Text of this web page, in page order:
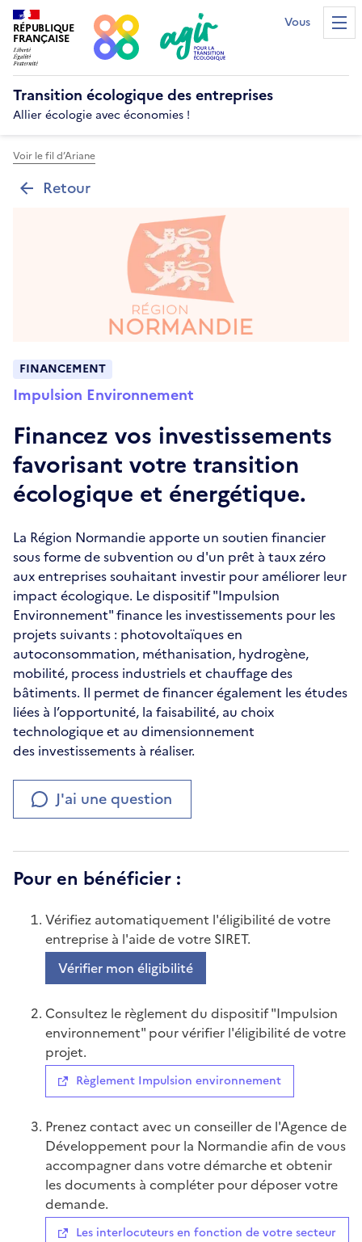
RÉPUBLIQUE
FRANÇAISE
Vous êtes...?
Transition écologiquedes entreprises
Allier écologie avec économies !
Voir le fil d’Ariane
Retour
FINANCEMENT
Impulsion Environnement
Financez vos investissements
favorisant votre transition
écologique et énergétique.
La Région Normandie apporte un soutien financier
sous forme de subvention ou d'un prêt à taux zéro
aux entreprises souhaitant investir pour améliorer leur
impact écologique. Le dispositif "Impulsion
Environnement" finance les investissements pour les
projets suivants : photovoltaïques en
autoconsommation, méthanisation, hydrogène,
mobilité, process industriels et chauffage des
bâtiments. Il permet de financer également les études
liées à l’opportunité, la faisabilité, au choix
technologique et au dimensionnement
des investissements à réaliser.
J'ai une question
Pour en bénéficier :
Vérifiez automatiquement l'éligibilité de votre
entreprise à l'aide de votre SIRET.
Vérifier mon éligibilité
Consultez le règlement du dispositif "Impulsion
environnement" pour vérifier l'éligibilité de votre
projet.
Règlement Impulsion environnement
Prenez contact avec un conseiller de l'Agence de
Développement pour la Normandie afin de vous
accompagner dans votre démarche et obtenir
les documents à compléter pour déposer votre
demande.
Les interlocuteurs en fonction de votre secteur